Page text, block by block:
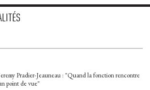
Pradier-Jeauneau : "Quand la fonction rencontre
point de vue"